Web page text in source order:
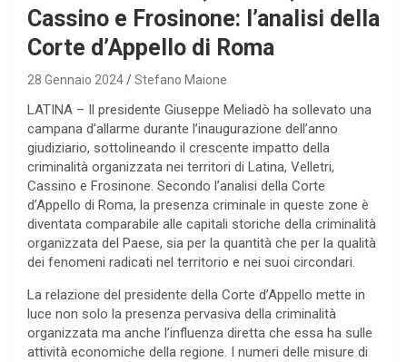
Cassino e Frosinone: l’analisi della
Corte d’Appello di Roma
28 Gennaio 2024 Stefano Maione
LATINA – Il presidente Giuseppe Meliadò ha sollevato una
campana d’allarme durante l’inaugurazione dell’anno
giudiziario, sottolineando il crescente impatto della
criminalità organizzata nei territori di Latina, Velletri,
Cassino e Frosinone. Secondo l’analisi della Corte
d’Appello di Roma, la presenza criminale in queste zone è
diventata comparabile alle capitali storiche della criminalità
organizzata del Paese, sia per la quantità che per la qualità
dei fenomeni radicati nel territorio e nei suoi circondari.
La relazione del presidente della Corte d’Appello mette in
luce non solo la presenza pervasiva della criminalità
organizzata ma anche l’influenza diretta che essa ha sulle
attività economiche della regione. I numeri delle misure di